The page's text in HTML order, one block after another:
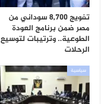
تفويج 8,700 سوداني من
مصر ضمن برنامج العودة
الطوعية.. وترتيبات لتوسيع
الرحلات
سياسية